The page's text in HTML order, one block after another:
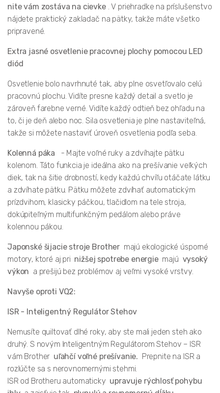
nite vám zostáva na cievke. V priehradke na príslušenstvo
nájdete praktický zakladač na pätky, takže máte všetko
pripravené.
Extra jasné osvetlenie pracovnej plochy pomocou LED
diód
Osvetlenie bolo navrhnuté tak, aby plne osvetľovalo celú
pracovnú plochu. Vidíte presne každý detail a svetlo je
zároveň farebne verné. Vidíte každý odtieň bez ohľadu na
to, či je deň alebo noc. Sila osvetlenia je plne nastaviteľná,
takže si môžete nastaviť úroveň osvetlenia podľa seba.
Kolenná páka - Majte voľné ruky a zdvíhajte pätku
kolenom. Táto funkcia je ideálna ako na prešívanie veľkých
diek, tak na šitie drobností, kedy každú chvíľu otáčate látku
a zdvíhate pätku. Pätku môžete zdvíhať automatickým
prízdvihom, klasicky páčkou, tlačidlom na tele stroja,
dokúpiteľným multifunkčným pedálom alebo práve
kolennou pákou.
Japonské šijacie stroje Brother majú ekologické úsporné
motory, ktoré aj pri nižšej spotrebe energiemajú vysoký
výkon a prešijú bez problémov aj veľmi vysoké vrstvy.
Navyše oproti VQ2:
ISR - Inteligentný Regulátor Stehov
Nemusíte quiltovať dlhé roky, aby ste mali jeden steh ako
druhý. S novým Inteligentným Regulátorom Stehov – ISR
vám Brother uľahčí voľné prešívanie. Prepnite na ISR a
rozlúčte sa s nerovnomernými stehmi.
ISR od Brotheru automaticky upravuje rýchlosť pohybu